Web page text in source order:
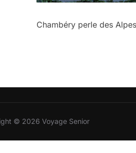
Chambéry perle des
© 2026 Voyage Senior